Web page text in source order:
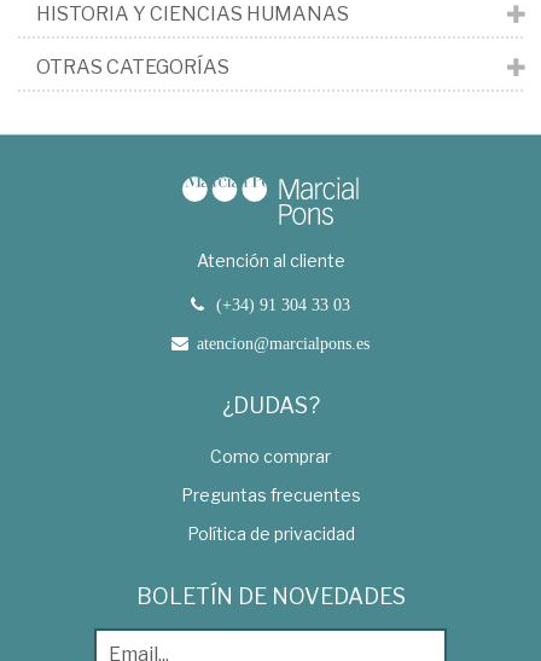
HISTORIA Y CIENCIAS HUMANAS
OTRAS CATEGORÍAS
Atención al cliente
(+34) 91 304 33 03
atencion@marcialpons.es
¿DUDAS?
Como comprar
Preguntas frecuentes
Política de privacidad
BOLETÍN DE NOVEDADES